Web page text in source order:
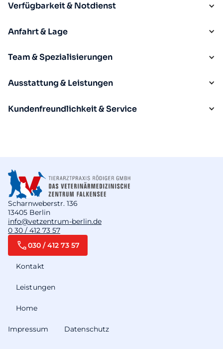
Verfügbarkeit & Notdienst
Anfahrt & Lage
Team & Spezialisierungen
Ausstattung & Leistungen
Kundenfreundlichkeit & Service
Scharnweberstr. 136
13405 Berlin
info@vetzentrum-berlin.de
0 30 / 412 73 57
Home
Leistungen
Kontakt
030 / 412 73 57
Impressum Datenschutz